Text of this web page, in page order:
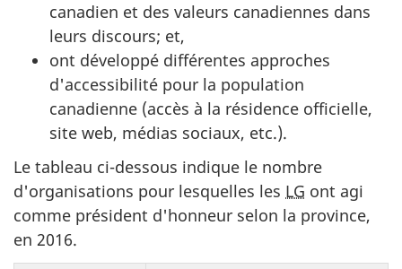
canadien et des valeurs canadiennes dans
leurs discours; et,
ont développé différentes approches
d'accessibilité pour la population
canadienne (accès à la résidence officielle,
site web, médias sociaux, etc.).
Le tableau ci-dessous indique le nombre
d'organisations pour lesquelles les LG ont agi
comme président d'honneur selon la province,
en 2016.